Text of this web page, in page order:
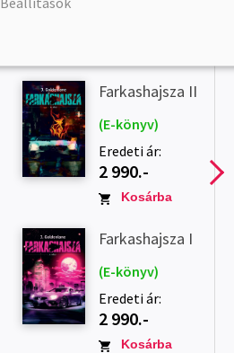
Farkashajsza II
(E-könyv)
Eredeti ár:
2 990.-
Kosárba
Farkashajsza I
(E-könyv)
Eredeti ár:
2 990.-
Kosárba